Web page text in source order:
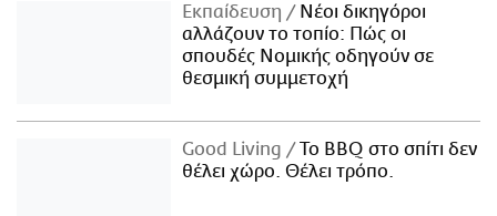
Εκπαίδευση
Νέοι δικηγόροι
αλλάζουν το τοπίο: Πώς οι
σπουδές Νομικής οδηγούν σε
θεσμική συμμετοχή
Good Living
Το BBQ στο σπίτι δεν
θέλει χώρο. Θέλει τρόπο.